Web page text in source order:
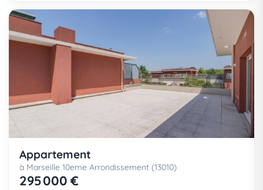
Appartement
à Marseille 10eme Arrondissement (13010)
295 000 €